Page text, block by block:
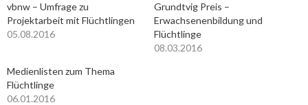
vbnw – Umfrage zu
Projektarbeit mit Flüchtlingen
05.08.2016
Grundtvig Preis –
Erwachsenenbildung und
Flüchtlinge
08.03.2016
Medienlisten zum Thema
Flüchtlinge
06.01.2016